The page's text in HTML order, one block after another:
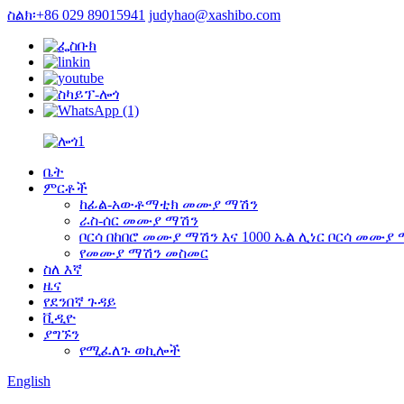
ስልክ፡+86 029 89015941 judyhao@xashibo.com
ቤት
ምርቶች
ከፊል-አውቶማቲክ መሙያ ማሽን
ራስ-ሰር መሙያ ማሽን
ቦርሳ በከበሮ መሙያ ማሽን እና 1000 ኤል ሊነር ቦርሳ መሙያ
የመሙያ ማሽን መስመር
ስለ እኛ
ዜና
የደንበኛ ጉዳይ
ቪዲዮ
ያግኙን
የሚፈለጉ ወኪሎች
English